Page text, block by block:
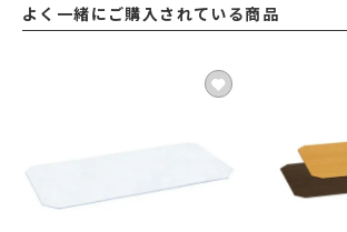
よく一緒にご購入されている商品